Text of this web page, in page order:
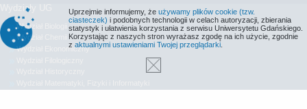
Wydziały UG
Wydział Biologii
Wydział Chemii
Wydział Ekonomiczny
Uprzejmie informujemy, że używamy plików cookie (tzw.
ciasteczek) i podobnych technologii w celach autoryzacji, zbierania
statystyk i ułatwienia korzystania z serwisu Uniwersytetu Gdańskiego.
Korzystając z naszych stron wyrażasz zgodę na ich użycie, zgodnie
z aktualnymi ustawieniami Twojej przeglądarki